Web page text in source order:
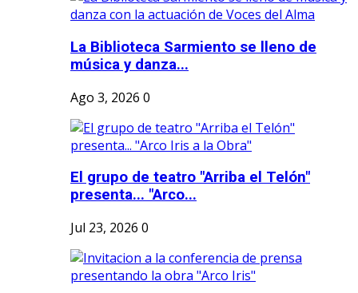
La Biblioteca Sarmiento se lleno de
música y danza...
Ago 3, 2026 0
El grupo de teatro "Arriba el Telón"
presenta... "Arco...
Jul 23, 2026 0